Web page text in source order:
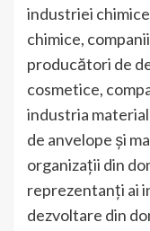
industriei
chimice,
producători de
cosmetice,
industria
de anvelope și
organizații din
reprezentanți ai
dezvoltare din